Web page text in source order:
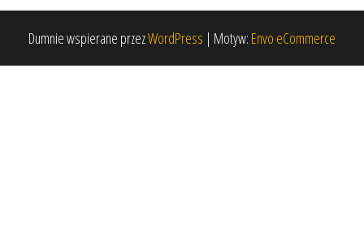
Dumnie wspierane przezWordPress | Motyw: Envo eCommerce